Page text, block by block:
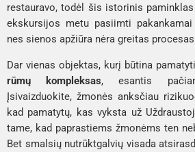
restauravo, todėl šis istorinis
ekskursijos metu pasiimti
nes sienos apžiūra nėra greitas
Dar vienas objektas, kurį būtina
rūmų kompleksas, esantis
Įsivaizduokite, žmonės anksčiau
kad pamatytų, kas vyksta už
tame, kad paprastiems žmonėms ten
Bet smalsių nutrūktgalvių visada